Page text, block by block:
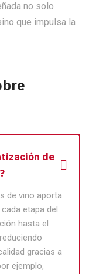
no solo
que impulsa la
de
de vino aporta
etapa del
hasta el
gracias a
ejemplo,